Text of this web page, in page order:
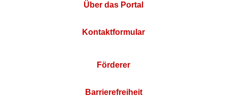
Über das Portal
Kontaktformular
Förderer
Barrierefreiheit